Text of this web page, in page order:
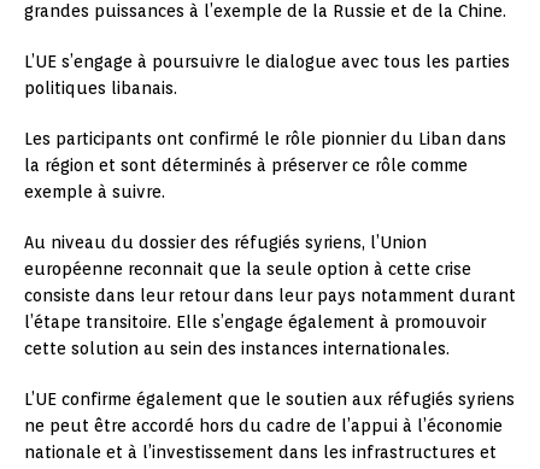
grandes puissances à l’exemple de la Russie et de la Chine.
L’UE s’engage à poursuivre le dialogue avec tous les parties
politiques libanais.
Les participants ont confirmé le rôle pionnier du Liban dans
la région et sont déterminés à préserver ce rôle comme
exemple à suivre.
Au niveau du dossier des réfugiés syriens, l’Union
européenne reconnait que la seule option à cette crise
consiste dans leur retour dans leur pays notamment durant
l’étape transitoire. Elle s’engage également à promouvoir
cette solution au sein des instances internationales.
L’UE confirme également que le soutien aux réfugiés syriens
ne peut être accordé hors du cadre de l’appui à l’économie
nationale et à l’investissement dans les infrastructures et